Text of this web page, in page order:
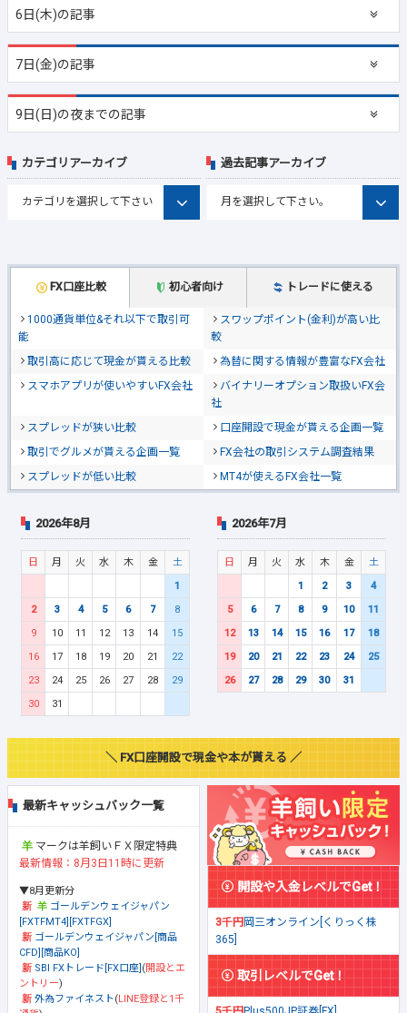
6日(木)の記事
7日(金)の記事
9日(日)の夜までの記事
FX口座比較 初心者向け トレードに使える
1000通貨単位&それ以下で取引可
能
スワップポイント(金利)が高い比
較
取引高に応じて現金が貰える比較
為替に関する情報が豊富なFX会社
スマホアプリが使いやすいFX会社
バイナリーオプション取扱いFX会
社
スプレッドが狭い比較
口座開設で現金が貰える企画一覧
取引でグルメが貰える企画一覧
FX会社の取引システム調査結果
スプレッドが低い比較
MT4が使えるFX会社一覧
カテゴリアーカイブ 過去記事アーカイブ
2026年8月
日 月 火 水 木 金
土
1
2
3 4 5 6 7
8
9
10 11 12 13 14
15
16
17 18 19 20 21
22
23
24 25 26 27 28
29
30
31
2026年7月
日 月 火 水 木 金
土
1
2 3
4
5
6 7 8 9 10
11
12
13 14 15 16 17
18
19
20 21 22 23 24
25
26
27 28 29 30 31
＼ FX口座開設で現金や本が貰える ／
最新キャッシュバック一覧
マークは羊飼いＦＸ限定特典
最新情報：8月3日11時に更新
▼8月更新分
ゴールデンウェイジャパン
[FXTFMT4][FXTFGX]
ゴールデンウェイジャパン[商品
CFD][商品KO]
SBI FXトレード[FX口座] (開設とエ
ントリー)
外為ファイネスト(LINE登録と1千
開設や入金レベルでGet！
3千円岡三オンライン[くりっく株
365]
取引レベルでGet！